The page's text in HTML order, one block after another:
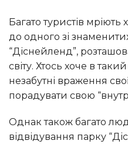
Багато туристів мріють хоча б раз у житті завітати
до одного зі
“Діснейленд”,
світу. Хтось хоче в
незабутні враження
порадувати свою
Однак також багато людей розуміють, що
відвідування парку